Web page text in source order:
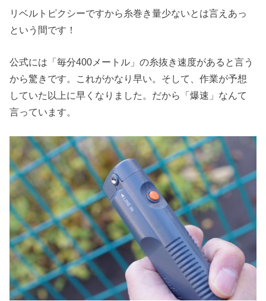
リベルトピクシーですから糸巻き量少ないとは言えあっ
という間です！
公式には「毎分400メートル」の糸抜き速度があると言う
から驚きです。これがかなり早い。そして、作業が予想
していた以上に早くなりました。だから「爆速」なんて
言っています。